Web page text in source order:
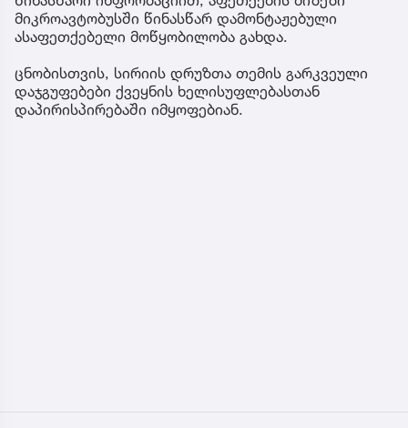
მიკროავტობუსში წინასწარ დამონტაჟებული
ასაფეთქებელი მოწყობილობა გახდა.
ცნობისთვის, სირიის დრუზთა თემის გარკვეული
დაჯგუფებები ქვეყნის ხელისუფლებასთან
დაპირისპირებაში იმყოფებიან.